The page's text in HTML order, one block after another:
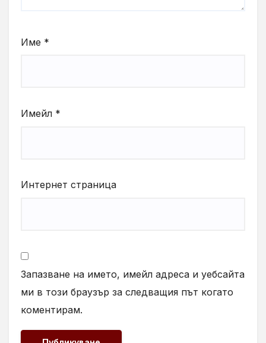
Име *
Имейл *
Интернет страница
Запазване на името, имейл адреса и уебсайта
ми в този браузър за следващия път когато
коментирам.